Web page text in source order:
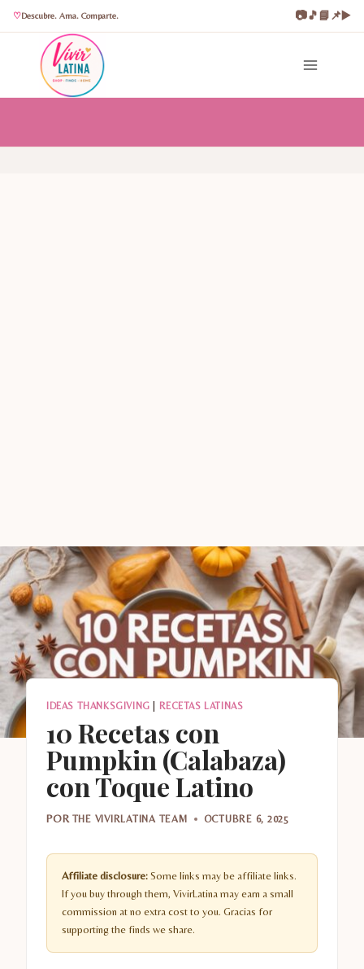
Descubre. Ama. Comparte. 📷🎵📘📌▶️
contenido
IDEAS THANKSGIVING RECETAS LATINAS
10 Recetas con
Pumpkin (Calabaza)
con Toque Latino
POR THE VIVIRLATINA TEAM OCTUBRE 6, 2025
Affiliate disclosure: Some links may be affiliate links.
If you buy through them, VivirLatina may earn a small
commission at no extra cost to you. Gracias for
supporting the finds we share.